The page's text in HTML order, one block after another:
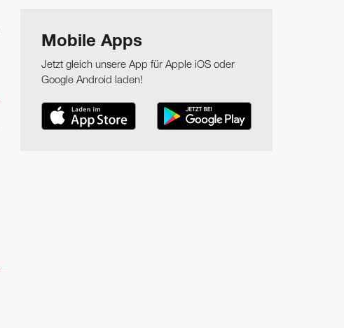
Mobile Apps
Jetzt gleich unsere App für Apple iOS oder
Google Android laden!